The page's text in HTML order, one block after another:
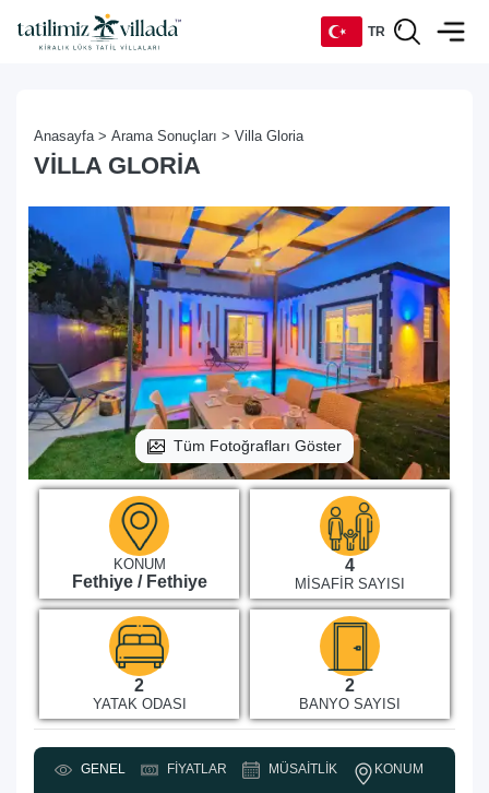
TR
RU
Anasayfa > Arama Sonuçları > Villa Gloria
VILLA GLORIA
Tüm Fotoğrafları Göster
KONUM
Fethiye / Fethiye
4
MISAFIR SAYISI
2
YATAK ODASI
2
BANYO SAYISI
GENEL FIYATLAR MÜSAITLIK KONUM